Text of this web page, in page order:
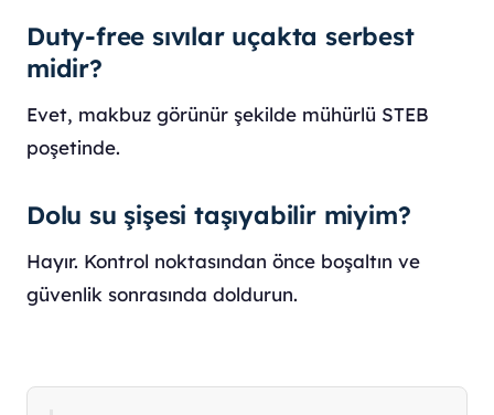
Duty-free sıvılar uçakta serbest
midir?
Evet, makbuz görünür şekilde mühürlü STEB
poşetinde.
Dolu su şişesi taşıyabilir miyim?
Hayır. Kontrol noktasından önce boşaltın ve
güvenlik sonrasında doldurun.